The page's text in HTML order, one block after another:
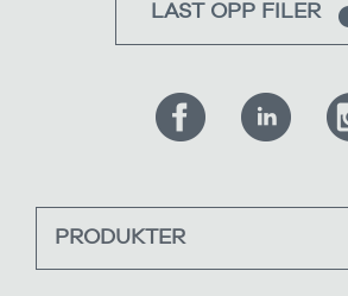
LAST OPP FILER
PRODUKTER